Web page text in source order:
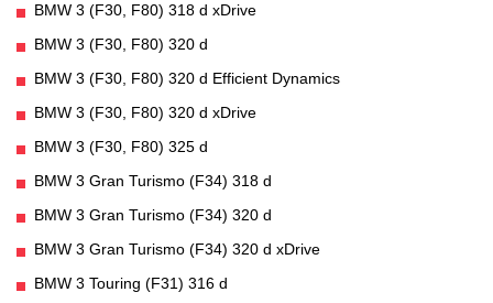
BMW 3 (F30, F80) 318 d xDrive
BMW 3 (F30, F80) 320 d
BMW 3 (F30, F80) 320 d Efficient Dynamics
BMW 3 (F30, F80) 320 d xDrive
BMW 3 (F30, F80) 325 d
BMW 3 Gran Turismo (F34) 318 d
BMW 3 Gran Turismo (F34) 320 d
BMW 3 Gran Turismo (F34) 320 d xDrive
BMW 3 Touring (F31) 316 d